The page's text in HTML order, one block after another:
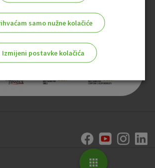
samo nužne kolačiće
Izmijeni postavke kolačića
Nužni kolačići
Analitički kolačići